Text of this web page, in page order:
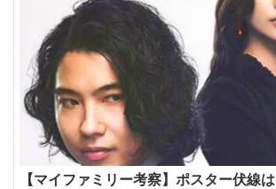
【マイファミリー考察】ポスター伏線